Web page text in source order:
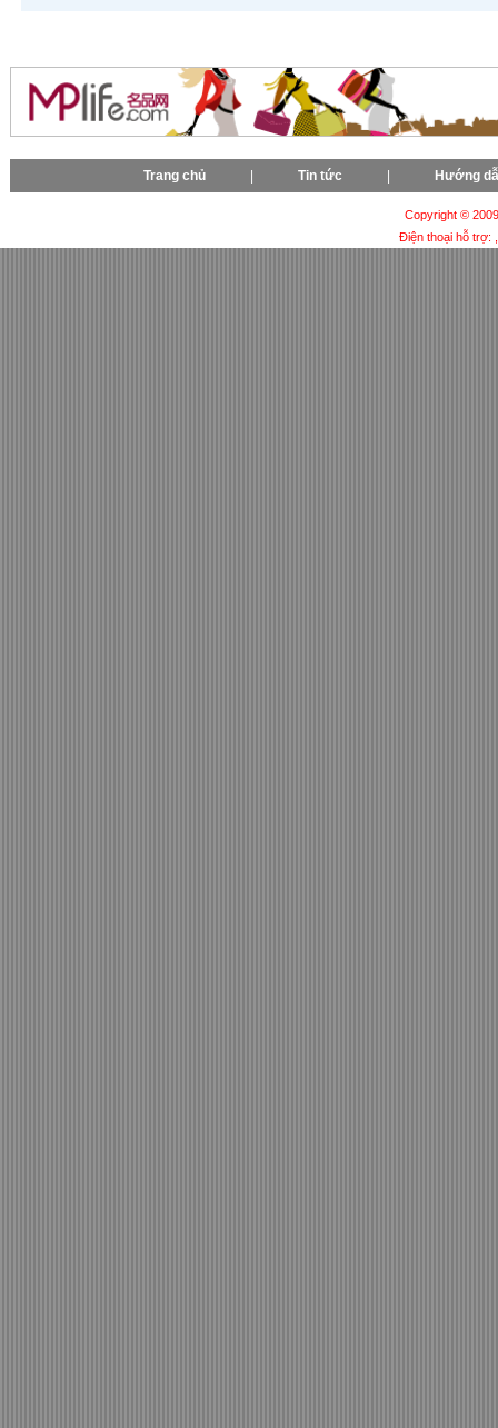
Trang chủ Tin tức Hướng
Copyright ©
Điện thoại hỗ trợ: